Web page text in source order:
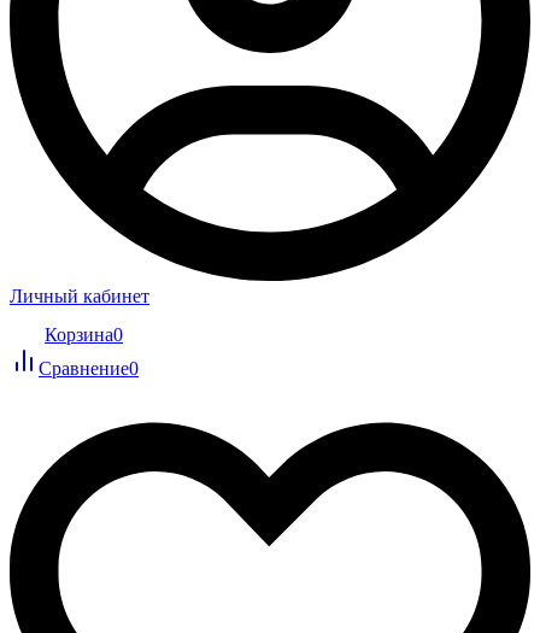
Личный кабинет
Корзина0
Сравнение0